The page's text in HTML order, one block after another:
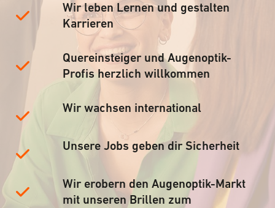
Wir leben Lernen und gestalten
Karrieren
Quereinsteiger und Augenoptik-
Profis herzlich willkommen
Wir wachsen international
Unsere Jobs geben dir Sicherheit
Wir erobern den Augenoptik-Markt
mit unseren Brillen zum